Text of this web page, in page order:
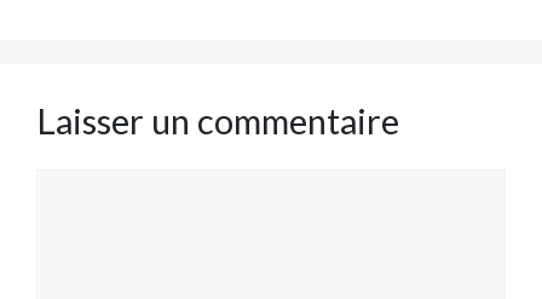
Laisser un commentaire